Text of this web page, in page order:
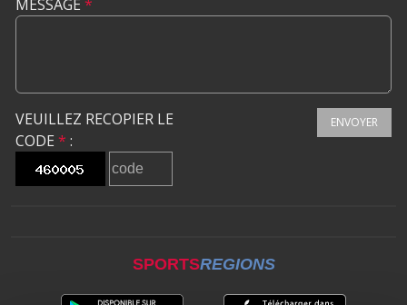
MESSAGE *
VEUILLEZ RECOPIER LE
CODE * :
ENVOYER
SPORTSREGIONS